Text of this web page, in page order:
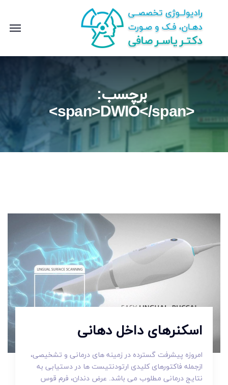
برچسب:
<span>DWIO</span>
اسکنرهای داخل دهانی
امروزه پیشرفت گسترده در زمینه های درمانی و تشخیصی،
ازجمله فاکتورهای کلیدی ارتودنتیست ها در دستیابی به
نتایج درمانی مطلوب می باشد. عرض دندان، فرم قوس